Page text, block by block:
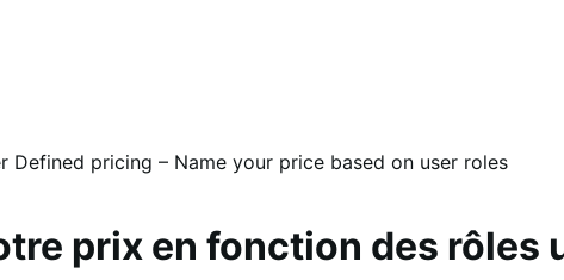
Defined pricing – Name your price based on user roles
prix en fonction des